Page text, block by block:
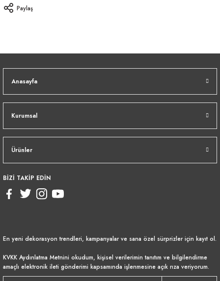
Paylaş
Anasayfa
Kurumsal
Ürünler
BİZİ TAKİP EDİN
En yeni dekorasyon trendleri, kampanyalar ve sana özel sürprizler için kayıt ol.
KVKK Aydınlatma Metnini okudum, kişisel verilerimin tanıtım ve bilgilendirme
amaçlı elektronik ileti gönderimi kapsamında işlenmesine açık rıza veriyorum.